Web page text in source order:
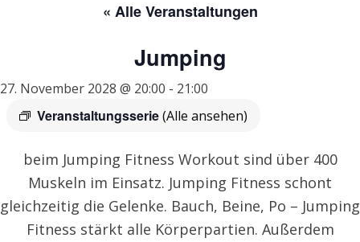
« Alle Veranstaltungen
Jumping
27. November 2028 @ 20:00 - 21:00
Veranstaltungsserie(Alle ansehen)
beim Jumping Fitness Workout sind über 400
Muskeln im Einsatz. Jumping Fitness schont
gleichzeitig die Gelenke. Bauch, Beine, Po – Jumping
Fitness stärkt alle Körperpartien. Außerdem